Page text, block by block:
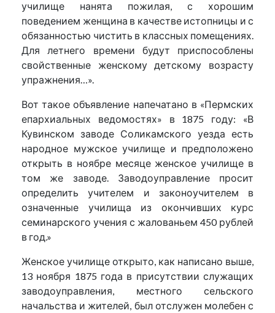
училище нанята пожилая, с хорошим
поведением женщина в качестве истопницы и с
обязанностью чистить в классных помещениях.
Для летнего времени будут приспособлены
свойственные женскому детскому возрасту
упражнения…».
Вот такое объявление напечатано в «Пермских
епархиальных ведомостях» в 1875 году: «В
Кувинском заводе Соликамского уезда есть
народное мужское училище и предположено
открыть в ноябре месяце женское училище в
том же заводе. Заводоуправление просит
определить учителем и законоучителем в
означенные училища из окончивших курс
семинарского учения с жалованьем 450 рублей
в год.»
Женское училище открыто, как написано выше,
13 ноября 1875 года в присутствии служащих
заводоуправления, местного сельского
начальства и жителей, был отслужен молебен с